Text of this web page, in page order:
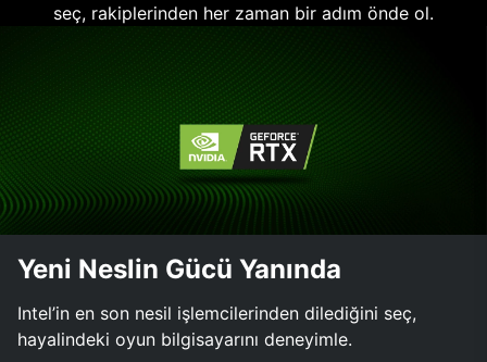
seç, rakiplerinden her zaman bir adım önde ol.
Yeni Neslin Gücü Yanında
Intel’in en son nesil işlemcilerinden dilediğini seç,
hayalindeki oyun bilgisayarını deneyimle.